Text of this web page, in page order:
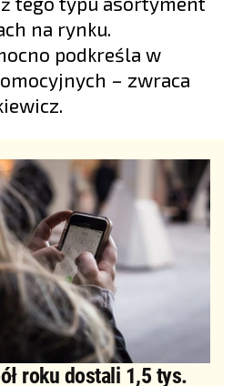
na rynku.
podkreśla w
– zwraca
roku dostali 1,5 tys.